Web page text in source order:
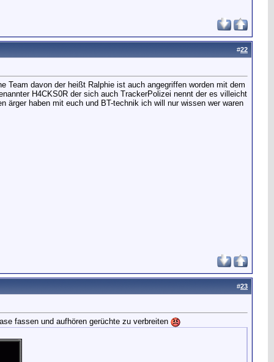
#22
Team davon der heißt Ralphie ist auch angegriffen worden mit dem
H4CKS0R der sich auch TrackerPolizei nennt der es villeicht
haben mit euch und BT-technik ich will nur wissen wer waren
#23
fassen und aufhören gerüchte zu verbreiten